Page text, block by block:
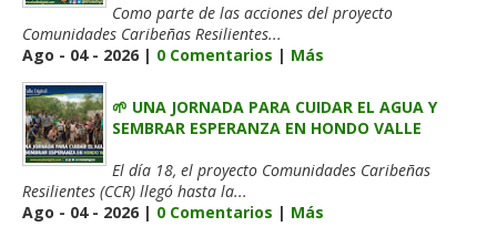
Como parte de las acciones del proyecto
Comunidades Caribeñas Resilientes...
Ago - 04 - 2026 | 0 Comentarios | Más
🌱 UNA JORNADA PARA CUIDAR EL AGUA Y
SEMBRAR ESPERANZA EN HONDO VALLE
El día 18, el proyecto Comunidades Caribeñas
Resilientes (CCR) llegó hasta la...
Ago - 04 - 2026 | 0 Comentarios | Más